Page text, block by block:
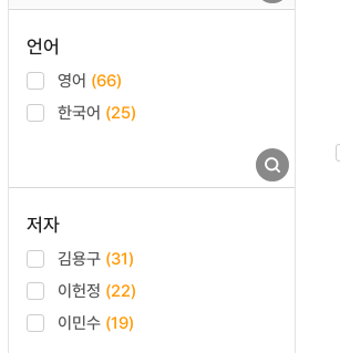
언어
영어 (66)
한국어 (25)
저자
김용구 (31)
이헌정 (22)
이민수 (19)